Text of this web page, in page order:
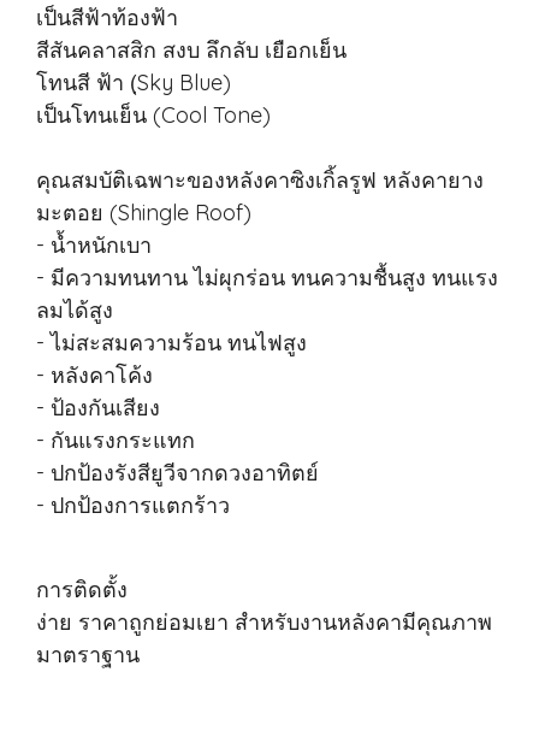
เป็นสีฟ้าท้องฟ้า
สีสันคลาสสิก สงบ ลึกลับ เยือกเย็น
โทนสี ฟ้า (ฺSky Blue)
เป็นโทนเย็น (Cool Tone)
คุณสมบัติเฉพาะของหลังคาซิงเกิ้ลรูฟ หลังคายาง
มะตอย (Shingle Roof)
- น้ำหนักเบา
- มีความทนทาน ไม่ผุกร่อน ทนความชื้นสูง ทนแรง
ลมได้สูง
- ไม่สะสมความร้อน ทนไฟสูง
- หลังคาโค้ง
- ป้องกันเสียง
- กันแรงกระแทก
- ปกป้องรังสียูวีจากดวงอาทิตย์
- ปกป้องการแตกร้าว
การติดตั้ง
ง่าย ราคาถูกย่อมเยา สำหรับงานหลังคามีคุณภาพ
มาตราฐาน